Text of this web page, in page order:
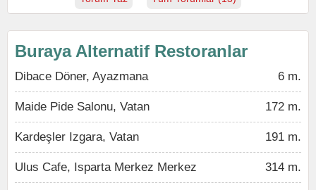
Buraya Alternatif Restoranlar
Dibace Döner, Ayazmana 6 m.
Maide Pide Salonu, Vatan 172 m.
Kardeşler Izgara, Vatan 191 m.
Ulus Cafe, Isparta Merkez Merkez 314 m.